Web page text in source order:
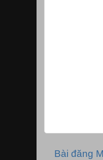
Bài đăng